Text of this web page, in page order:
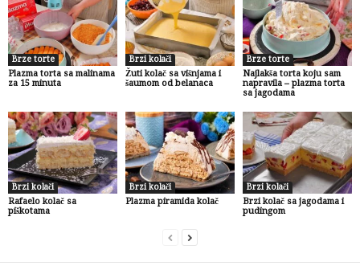
Brze torte
Plazma torta sa malinama
za 15 minuta
Brzi kolači
Žuti kolač sa višnjama i
šaumom od belanaca
Brze torte
Najlakša torta koju sam
napravila – plazma torta
sa jagodama
Brzi kolači
Rafaelo kolač sa
piškotama
Brzi kolači
Plazma piramida kolač
Brzi kolači
Brzi kolač sa jagodama i
pudingom